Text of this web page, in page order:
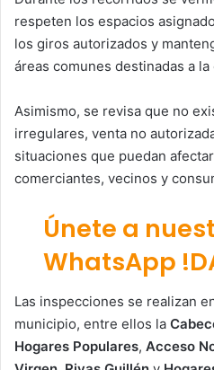
respeten los espacios
los giros autorizados y
áreas comunes destinadas a
Asimismo, se revisa que no
irregulares, venta no
situaciones que puedan
comerciantes, vecinos y
Únete a
WhatsApp
Las inspecciones se realizan
municipio, entre ellos la
Hogares Populares, Acceso